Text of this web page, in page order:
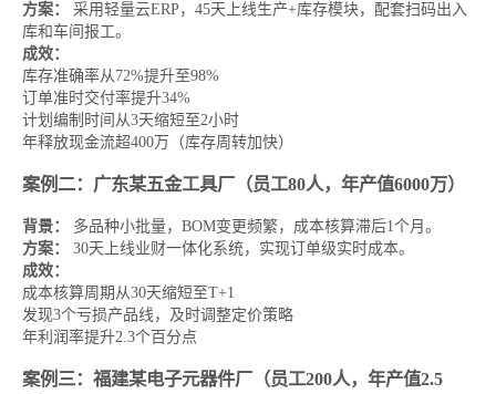
方案：
采用轻量云ERP，45天上线生产+库存模块，配套扫码出入
库和车间报工。
成效：
库存准确率从72%提升至98%
订单准时交付率提升34%
计划编制时间从3天缩短至2小时
年释放现金流超400万（库存周转加快）
案例二：广东某五金工具厂（员工80人，年产值6000万）
背景：
多品种小批量，BOM变更频繁，成本核算滞后1个月。
方案：
30天上线业财一体化系统，实现订单级实时成本。
成效：
成本核算周期从30天缩短至T+1
发现3个亏损产品线，及时调整定价策略
年利润率提升2.3个百分点
案例三：福建某电子元器件厂（员工200人，年产值2.5